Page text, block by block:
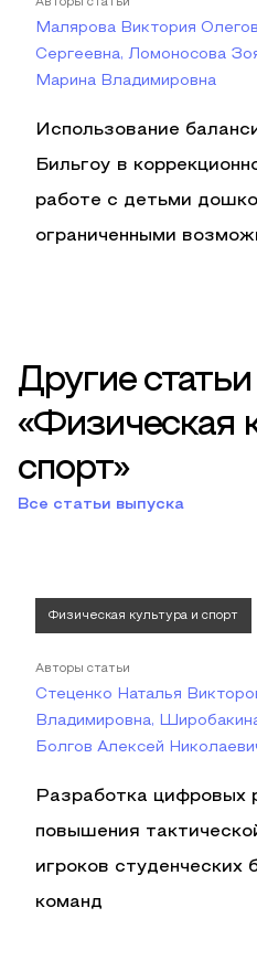
Авторы статьи
Малярова Виктория
Сергеевна, Ломоносова
Марина Владимировна
Использование
Бильгоу в
работе с детьми
ограниченными
Другие
«Физическая
спорт»
Все статьи выпуска
Физическая культура и спорт
Авторы статьи
Стеценко Наталья
Владимировна,
Болгов Алексей
Разработка цифровых
повышения
игроков студенческих
команд